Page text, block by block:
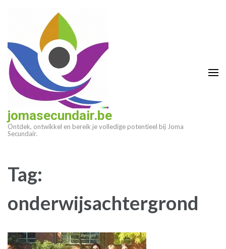
(druk
enter)
jomasecundair.be
Ontdek, ontwikkel en bereik je volledige potentieel bij Joma
Secundair.
Tag:
onderwijsachtergrond